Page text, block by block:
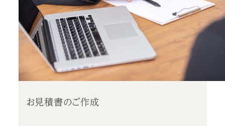
お見積書のご作成